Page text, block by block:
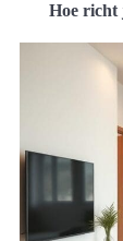
Hoe richt